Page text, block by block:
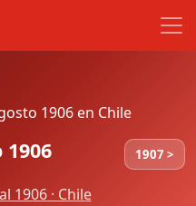
1906 en Chile
1907 >
1906 · Chile